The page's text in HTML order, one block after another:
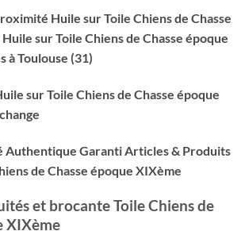
Huile sur Toile Chiens de Chasse
Huile sur Toile Chiens de Chasse époque
à Toulouse (31)
sur Toile Chiens de Chasse époque
Authentique Garanti Articles & Produits
de Chasse époque XIXème
et brocante Toile Chiens de
XIXème